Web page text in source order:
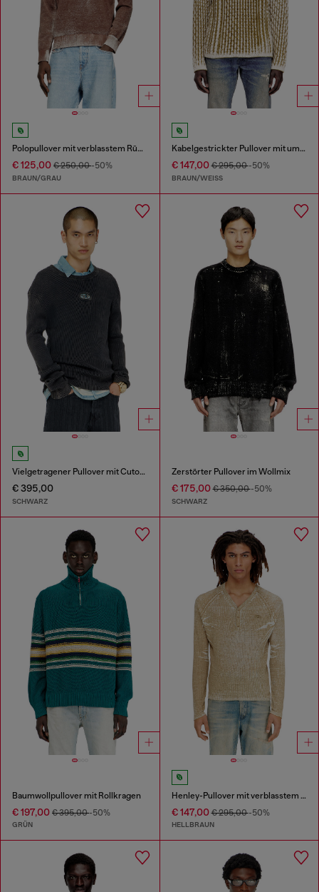
Polopullover mit verblasstem Rückseitendruck
€ 125,00 € 250,00-50%
BRAUN/GRAU
Kabelgestrickter Pullover mit umgekehrtem Druck
€ 147,00€ 295,00-50%
BRAUN/WEISS
Vielgetragener Pullover mit Cutout-Logo
€ 395,00
SCHWARZ
Zerstörter Pullover im Wollmix
€ 175,00€ 350,00-50%
SCHWARZ
Baumwollpullover mit Rollkragen
€ 197,00 € 395,00-50%
GRÜN
Henley-Pullover mit verblasstem Rückseitendruck
€ 147,00€ 295,00-50%
HELLBRAUN